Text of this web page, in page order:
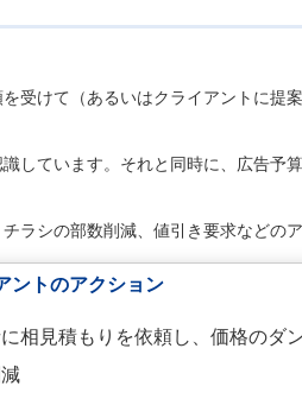
受けて（あるいはクライアントに提
しています。それと同時に、広告予
ラシの部数削減、値引き要求などの
アントのアクション
に相見積もりを依頼し、価格のダ